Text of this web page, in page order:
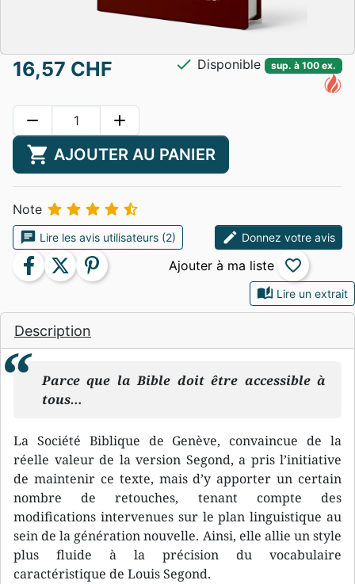
auto_stories Lire un extrait
Description
Parce que la Bible doit être accessible à
tous…
La Société Biblique de Genève, convaincue de la
réelle valeur de la version Segond, a pris l’initiative
de maintenir ce texte, mais d’y apporter un certain
nombre de retouches, tenant compte des
modifications intervenues sur le plan linguistique au
sein de la génération nouvelle. Ainsi, elle allie un style
plus fluide à la précision du vocabulaire
caractéristique de Louis Segond.
16,57 CHF check Disponible sup. à 100 ex.
remove add
shopping_cart AJOUTER AU PANIER
Note     
chat Lire les avis utilisateurs (2) edit Donnez votre avis
facebook twitter pinterest favorite_border